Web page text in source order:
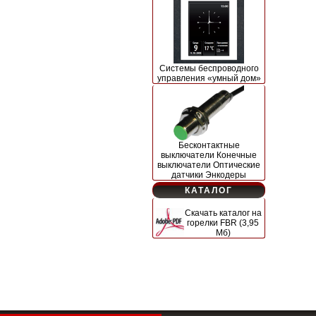
Системы беспроводного
управления «умный дом»
Бесконтактные
выключатели Конечные
выключатели Оптические
датчики Энкодеры
КАТАЛОГ
Скачать каталог на
горелки FBR (3,95
Мб)